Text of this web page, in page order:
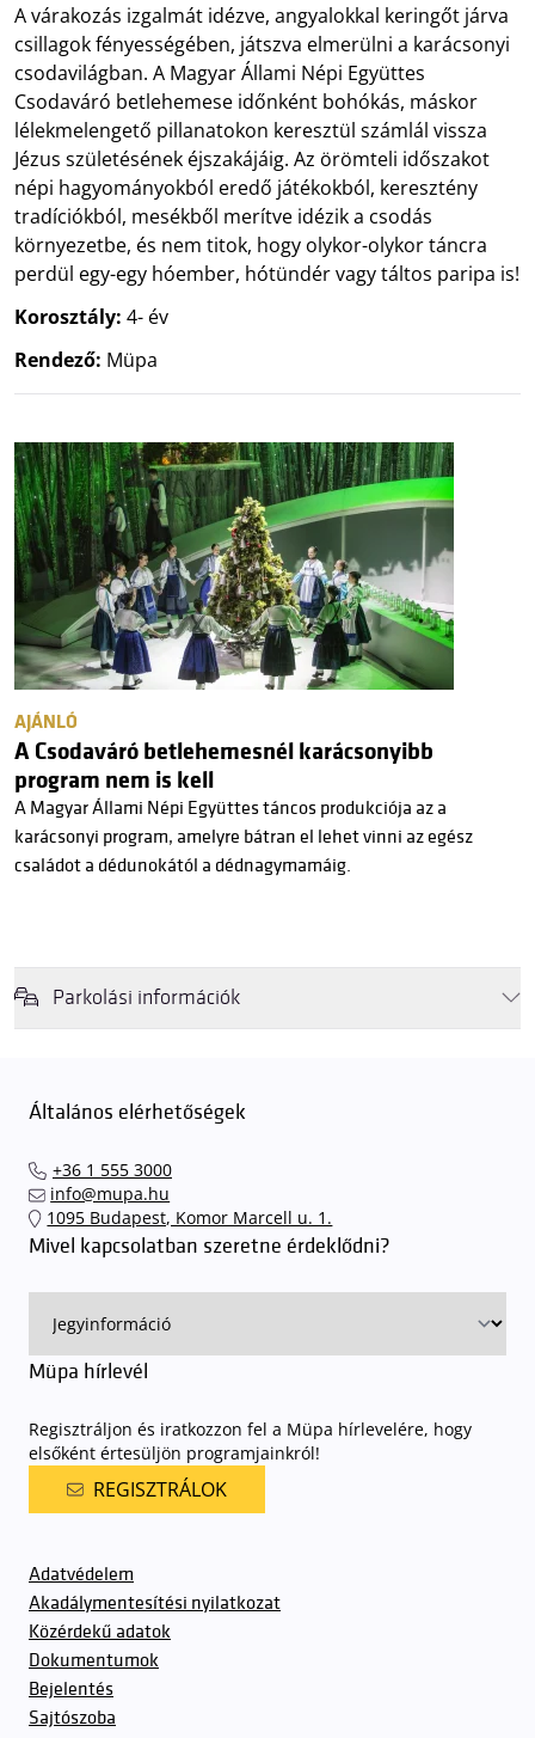
A várakozás izgalmát idézve, angyalokkal keringőt járva
csillagok fényességében, játszva elmerülni a karácsonyi
csodavilágban. A Magyar Állami Népi Együttes
Csodaváró betlehemese időnként bohókás, máskor
lélekmelengető pillanatokon keresztül számlál vissza
Jézus születésének éjszakájáig. Az örömteli időszakot
népi hagyományokból eredő játékokból, keresztény
tradíciókból, mesékből merítve idézik a csodás
környezetbe, és nem titok, hogy olykor-olykor táncra
perdül egy-egy hóember, hótündér vagy táltos paripa is!
Korosztály: 4- év
Rendező: Müpa
AJÁNLÓ
A Csodaváró betlehemesnél karácsonyibb
program nem is kell
A Magyar Állami Népi Együttes táncos produkciója az a
karácsonyi program, amelyre bátran el lehet vinni az egész
családot a dédunokától a dédnagymamáig.
Parkolási információk
érkezéskor megnövekedett várakozási idővel érdemes kalkulálni. Ezt
azt javasoljuk kedves közönségünknek, induljanak
találhassák meg a legideálisabb parkolóhelyet és
érkezhessenek meg előadásainkra
sorompókat rendszámfelismerő automatika nyitja.
ingyenes azon vendégeink számára, akik egy aznapi fizetős
rendjének részletes leírásaelérhető itt.
Általános elérhetőségek
+36 1 555 3000
info@mupa.hu
1095 Budapest, Komor Marcell u. 1.
Mivel kapcsolatban szeretne érdeklődni?
Müpa hírlevél
Regisztráljon és iratkozzon fel a Müpa hírlevelére, hogy
elsőként értesüljön programjainkról!
REGISZTRÁLOK
Adatvédelem
Akadálymentesítési nyilatkozat
Közérdekű adatok
Dokumentumok
Bejelentés
Sajtószoba